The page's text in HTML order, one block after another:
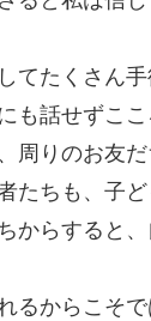
てたくさん
も話せずこ
周りのお友
たちも、子
からすると
からこそで